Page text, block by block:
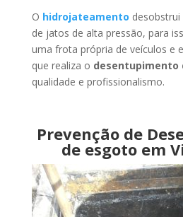
O hidrojateamento
de jatos de alta pressão, para
uma frota própria de veículos e
que realiza o desentupimento
qualidade e profissionalismo.
Prevenção de
de esgoto em